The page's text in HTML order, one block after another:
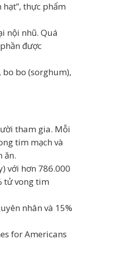
thực phẩm
nội nhũ. Quá
được
bo bo (sorghum),
tham gia. Mỗi
tim mạch và
ăn.
với hơn 786.000
tử vong tim
nhân và 15%
for Americans